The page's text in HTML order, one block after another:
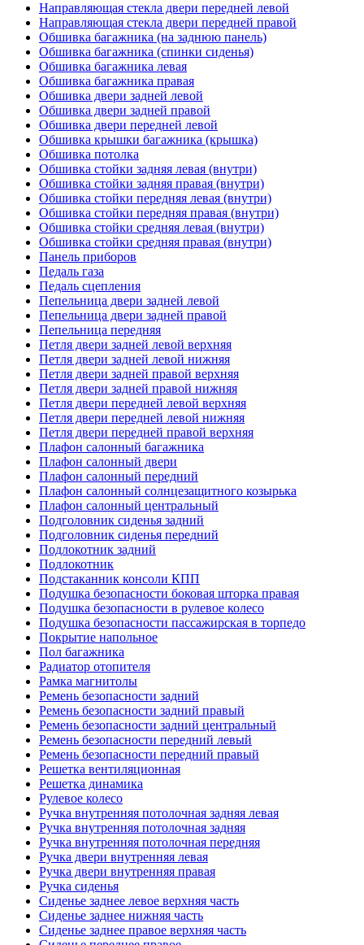
Направляющая стекла двери передней левой
Направляющая стекла двери передней правой
Обшивка багажника (на заднюю панель)
Обшивка багажника (спинки сиденья)
Обшивка багажника левая
Обшивка багажника правая
Обшивка двери задней левой
Обшивка двери задней правой
Обшивка двери передней левой
Обшивка крышки багажника (крышка)
Обшивка потолка
Обшивка стойки задняя левая (внутри)
Обшивка стойки задняя правая (внутри)
Обшивка стойки передняя левая (внутри)
Обшивка стойки передняя правая (внутри)
Обшивка стойки средняя левая (внутри)
Обшивка стойки средняя правая (внутри)
Панель приборов
Педаль газа
Педаль сцепления
Пепельница двери задней левой
Пепельница двери задней правой
Пепельница передняя
Петля двери задней левой верхняя
Петля двери задней левой нижняя
Петля двери задней правой верхняя
Петля двери задней правой нижняя
Петля двери передней левой верхняя
Петля двери передней левой нижняя
Петля двери передней правой верхняя
Плафон салонный багажника
Плафон салонный двери
Плафон салонный передний
Плафон салонный солнцезащитного козырька
Плафон салонный центральный
Подголовник сиденья задний
Подголовник сиденья передний
Подлокотник задний
Подлокотник
Подстаканник консоли КПП
Подушка безопасности боковая шторка правая
Подушка безопасности в рулевое колесо
Подушка безопасности пассажирская в торпедо
Покрытие напольное
Пол багажника
Радиатор отопителя
Рамка магнитолы
Ремень безопасности задний
Ремень безопасности задний правый
Ремень безопасности задний центральный
Ремень безопасности передний левый
Ремень безопасности передний правый
Решетка вентиляционная
Решетка динамика
Рулевое колесо
Ручка внутренняя потолочная задняя левая
Ручка внутренняя потолочная задняя
Ручка внутренняя потолочная передняя
Ручка двери внутренняя левая
Ручка двери внутренняя правая
Ручка сиденья
Сиденье заднее левое верхняя часть
Сиденье заднее нижняя часть
Сиденье заднее правое верхняя часть